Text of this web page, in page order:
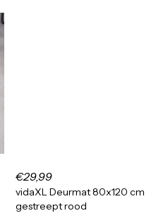
€29,99
vidaXL Deurmat 80x120 cm
gestreept rood